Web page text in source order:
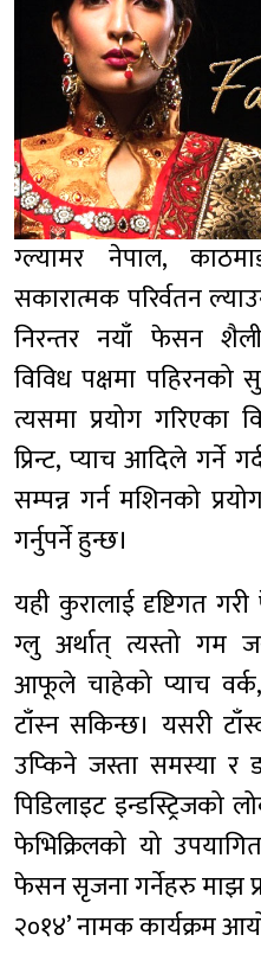
ग्ल्यामर नेपाल,
सकारात्मक परिर्वतन
निरन्तर नयाँ फेसन
विविध पक्षमा पहिरनको
त्यसमा प्रयोग गरिएका
प्रिन्ट, प्याच आदिले गर्ने
सम्पन्न गर्न मशिनको
गर्नुपर्ने हुन्छ।
यही कुरालाई दृष्टिगत
ग्लु अर्थात् त्यस्तो गम
आफूले चाहेको प्याच
टाँस्न सकिन्छ। यसरी
उप्किने जस्ता समस्या र
पिडिलाइट इन्डस्ट्रिजको
फेभिक्रिलको यो
फेसन सृजना गर्नेहरु माझ
२०१४’ नामक कार्यक्रम